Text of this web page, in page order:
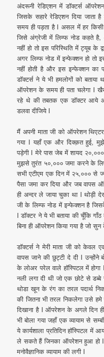
अंदरूनी रेडिएशन में डॉक्टर्स
जिसके सहारे रेडिएशन दिया
समय ही पड़ता है I असल में हर
जिसे अंग्रेजी में लिम्फ नोड कहते
नहीं हो तो इस परिस्थिति में ट्यूब के
अगर लिम्फ नोड में इन्फेक्शन हो तो
नहीं होती है और इस इन्फेक्शन का
डॉक्टर्स ने ये भी हमलोगों को
ऑपरेशन के समय ही पता चलेगा I
रहे थे की तबतक एक डॉक्टर आये
डलवा दीजिये I
मैं अपनी माता जी को ऑपरेशन
गया I यहाँ एक और दिक्क़त हुई,
पड़ेगी I मेरे पास जेब में शायद
मुझसे तुरंत ५०,००० जमा करने के
सभी एटीएम एक दिन में २५,००० से
पैसा जमा कर दिया और जब वापस
ही अन्दर ले जाया चुका था I थोड़ी
जी के लिम्फ नोड में इन्फेक्शन है
I डॉक्टर ने ये भी बताया की चूँकि
बिना ही ऑपरेशन किया गया है जो
डॉक्टर्स ने मेरी माता जी को केवल
वापस जाने की छुट्टी दे दी I उन्होंने
के लोअर परेल वाले हॉस्पिटल में
नली लगा दी थी जो एक छोटे से
थोडा खून के रंग का तरल पदार्थ
की जितना भी तरल निकलेगा उसे
दिखाना है I ऑपरेशन के अगले दिन
भी बोला गया जहाँ एक व्यायाम से
ये कार्यशाला प्रतिदिन हॉस्पिटल में
ले सकते हैं जिनका ऑपरेशन हुआ हो I
मनोवैज्ञानिक व्यायाम की लगी I